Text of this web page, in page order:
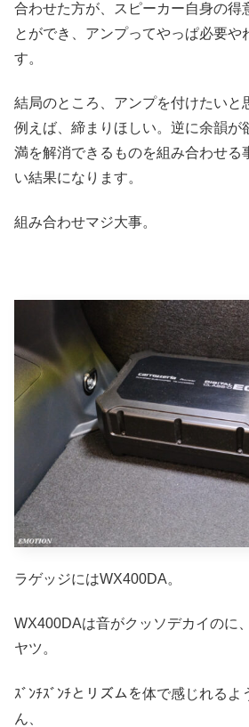
合わせた方が、スピーカー自身の得
とができ、アンプってやっぱ必要や
す。
結局のところ、アンプを付けたいと
例えば、締まりほしい。逆に余韻が
満を解消できるものを組み合わせる
い結果になります。
組み合わせマジ大事。
ラゲッジにはWX400DA。
WX400DAは音がクッソデカイのに
ヤツ。
ｽﾞﾝﾁｽﾞﾝﾁとリズムを体で感じれるよ
ん、